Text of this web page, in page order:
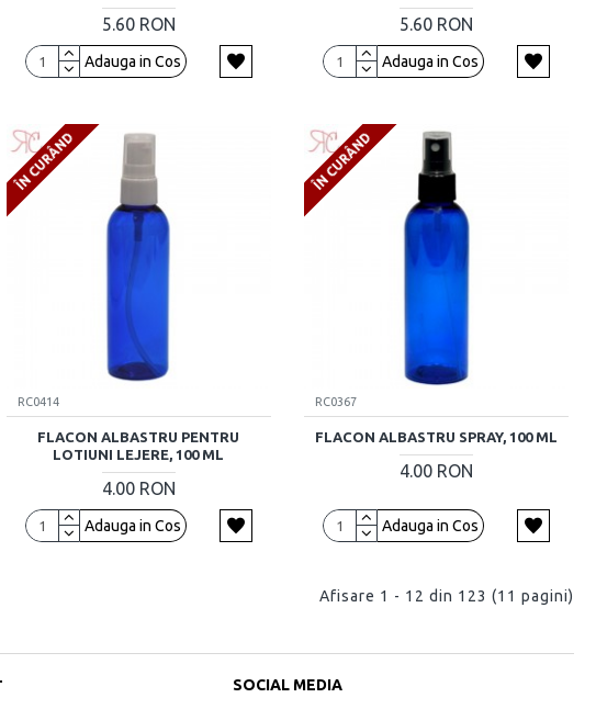
5.60 RON
Adauga in Cos
5.60 RON
Adauga in Cos
ÎN CURÂND
RC0414
FLACON ALBASTRU PENTRU
LOTIUNI LEJERE, 100 ML
4.00 RON
Adauga in Cos
ÎN CURÂND
RC0367
FLACON ALBASTRU SPRAY, 100 ML
4.00 RON
Adauga in Cos
Afisare 1 - 12 din 123 (11 pagini)
SOCIAL MEDIA